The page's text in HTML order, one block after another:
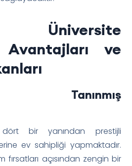
Üniversite
Avantajları ve
Tanınmış
bir yanından prestijli
ev sahipliği yapmaktadır.
fırsatları açısından zengin bir